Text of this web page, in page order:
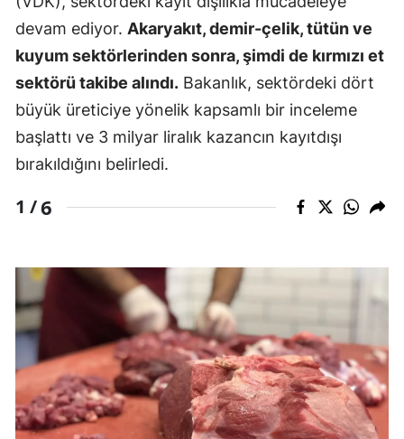
devam ediyor. Akaryakıt, demir-çelik, tütün ve
kuyum sektörlerinden sonra, şimdi de kırmızı et
sektörü takibe alındı. Bakanlık, sektördeki dört
büyük üreticiye yönelik kapsamlı bir inceleme
başlattı ve 3 milyar liralık kazancın kayıtdışı
bırakıldığını belirledi.
1 /6